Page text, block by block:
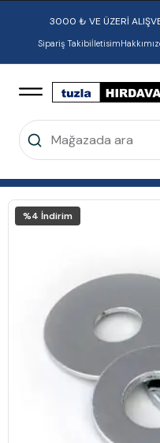
3000 ₺ VE ÜZERİ
Sipariş Takibiİletisim
%4 İndirim